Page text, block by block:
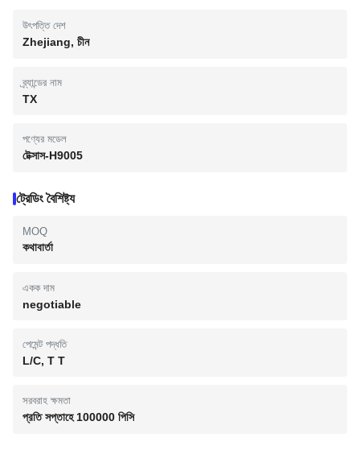
উৎপত্তি দেশ
Zhejiang, চীন
ব্র্যান্ডের নাম
TX
পণ্যের মডেল
টেক্সাস-H9005
ট্রেডিং বৈশিষ্ট্য
MOQ
কথাবার্তা
একক দাম
negotiable
পেমেন্ট পদ্ধতি
L/C, T T
সরবরাহ ক্ষমতা
প্রতি সপ্তাহে 100000 পিসি